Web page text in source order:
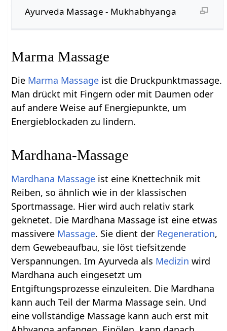
Ayurveda Massage - Mukhabhyanga
Marma Massage
Die Marma Massage ist die Druckpunktmassage.
Man drückt mit Fingern oder mit Daumen oder
auf andere Weise auf Energiepunkte, um
Energieblockaden zu lindern.
Mardhana-Massage
Mardhana Massage ist eine Knettechnik mit
Reiben, so ähnlich wie in der klassischen
Sportmassage. Hier wird auch relativ stark
geknetet. Die Mardhana Massage ist eine etwas
massivere Massage. Sie dient der Regeneration,
dem Gewebeaufbau, sie löst tiefsitzende
Verspannungen. Im Ayurveda als Medizin wird
Mardhana auch eingesetzt um
Entgiftungsprozesse einzuleiten. Die Mardhana
kann auch Teil der Marma Massage sein. Und
eine vollständige Massage kann auch erst mit